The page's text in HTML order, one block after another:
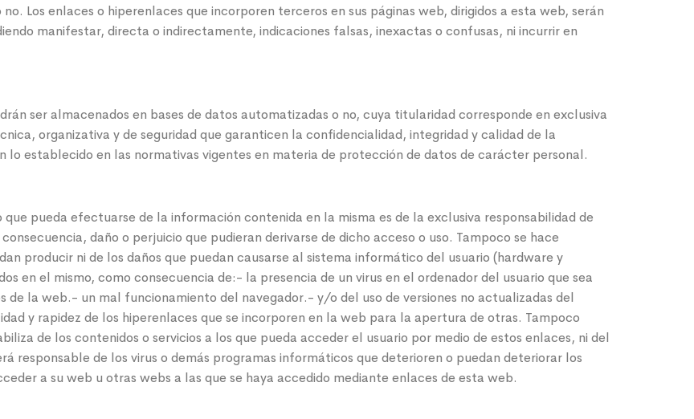
Los enlaces o hiperenlaces que incorporen terceros en sus páginas web, dirigidos a esta web, serán
manifestar, directa o indirectamente, indicaciones falsas, inexactas o confusas, ni incurrir en
ser almacenados en bases de datos automatizadas o no, cuya titularidad corresponde en exclusiva
organizativa y de seguridad que garanticen la confidencialidad, integridad y calidad de la
lo establecido en las normativas vigentes en materia de protección de datos de carácter personal.
pueda efectuarse de la información contenida en la misma es de la exclusiva responsabilidad de
daño o perjuicio que pudieran derivarse de dicho acceso o uso. Tampoco se hace
producir ni de los daños que puedan causarse al sistema informático del usuario (hardware y
en el mismo, como consecuencia de:- la presencia de un virus en el ordenador del usuario que sea
de la web.- un mal funcionamiento del navegador.- y/o del uso de versiones no actualizadas del
y rapidez de los hiperenlaces que se incorporen en la web para la apertura de otras. Tampoco
de los contenidos o servicios a los que pueda acceder el usuario por medio de estos enlaces, ni del
responsable de los virus o demás programas informáticos que deterioren o puedan deteriorar los
a su web u otras webs a las que se haya accedido mediante enlaces de esta web.